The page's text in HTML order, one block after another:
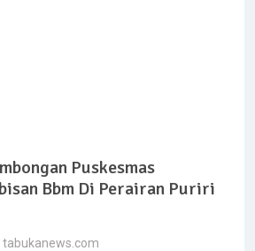
Puskesmas
Bbm Di Perairan Puriri
tabukanews.com